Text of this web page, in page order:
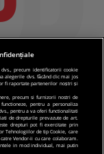
precum identificatorii cookie
alegerile dvs. făcând clic mai jos
fi raportate partenerilor noștri și
precum si furnizorii nostri de
pentru a personaliza
pentru a va oferi functionalitati
de drepturile prevazute de art.
drepturi pot fi exercitate prin
Tehnologiilor de tip Cookie, care
Vendor-ii cu care colaboram.
in mod individual, mai putin